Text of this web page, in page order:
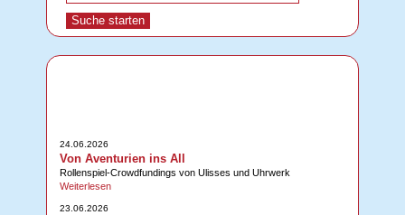
24.06.2026
Von Aventurien ins All
Rollenspiel-Crowdfundings von Ulisses und Uhrwerk
Weiterlesen
23.06.2026